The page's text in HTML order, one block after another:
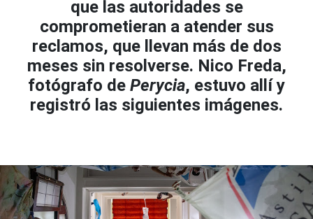
que las autoridades se
comprometieran a atender sus
reclamos, que llevan más de dos
meses sin resolverse. Nico Freda,
fotógrafo de Perycia, estuvo allí y
registró las siguientes imágenes.